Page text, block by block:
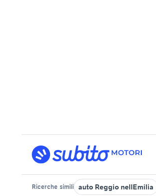
Ricerche simili auto Reggio nellEmilia